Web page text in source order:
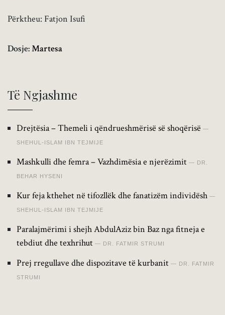
Përktheu: Fatjon Isufi
Dosje:Martesa
Të Ngjashme
Drejtësia – Themeli i qëndrueshmërisë së shoqërisë
SHEHUL-ISLAM IBN TEJMIJE
Mashkulli dhe femra – Vazhdimësia e njerëzimit DR.
BEHAR HYSENI
Kur feja kthehet në tifozllëk dhe fanatizëm individësh
SHEHUL-ISLAM IBN TEJMIJE
Paralajmërimi i shejh AbdulAziz bin Baz nga fitneja e
tebdiut dhe texhrihut
DR. FATMIR STRUMI
Prej rregullave dhe dispozitave të kurbanit DR. FATMIR
STRUMI